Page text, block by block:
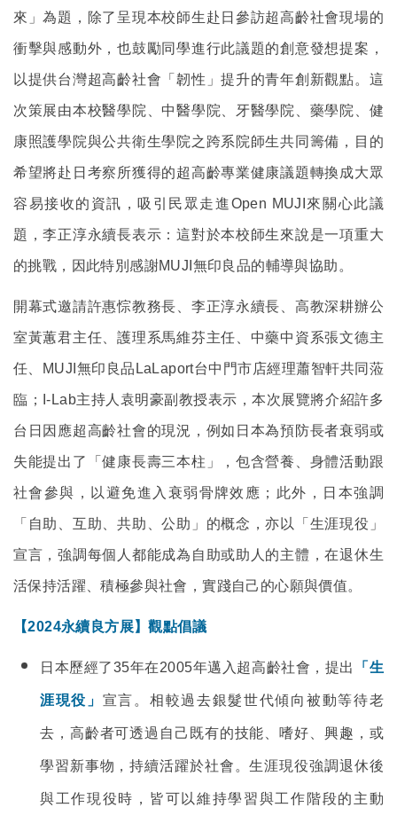
來」為題，除了呈現本校師生赴日參訪超高齡社會現場的
衝擊與感動外，也鼓勵同學進行此議題的創意發想提案，
以提供台灣超高齡社會「韌性」提升的青年創新觀點。 這
次策展由本校醫學院、中醫學院、牙醫學院、藥學院、健
康照護學院與公共衛生學院之跨系院師生共同籌備，目的
希望將赴日考察所獲得的超高齡專業健康議題轉換成大眾
容易接收的資訊，吸引民眾走進Open MUJI來關心此議
題，李正淳永續長表示：這對於本校師生來說是一項重大
的挑戰，因此特別感謝MUJI無印良品的輔導與協助。
開幕式邀請許惠悰教務長、李正淳永續長、高教深耕辦公
室黃蕙君主任、護理系馬維芬主任、中藥中資系張文德主
任、MUJI無印良品LaLaport台中門市店經理蕭智軒共同蒞
臨；I-Lab主持人袁明豪副教授表示，本次展覽將介紹許多
台日因應超高齡社會的現況，例如日本為預防長者衰弱或
失能提出了「健康長壽三本柱」，包含營養、身體活動跟
社會參與，以避免進入衰弱骨牌效應；此外，日本強調
「自助、互助、共助、公助」的概念，亦以「生涯現役」
宣言，強調每個人都能成為自助或助人的主體，在退休生
活保持活躍、積極參與社會，實踐自己的心願與價值。
【2024永續良方展】觀點倡議
日本歷經了35年在2005年邁入超高齡社會，提出 「生
涯現役」 宣言。相較過去銀髮世代傾向被動等待老
去，高齡者可透過自己既有的技能、嗜好、興趣，或
學習新事物，持續活躍於社會。生涯現役強調退休後
與工作現役時，皆可以維持學習與工作階段的主動